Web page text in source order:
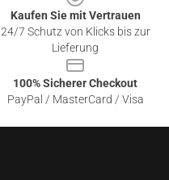
Kaufen Sie mit Vertrauen
24/7 Schutz von Klicks bis zur
Lieferung
100% Sicherer Checkout
PayPal / MasterCard / Visa